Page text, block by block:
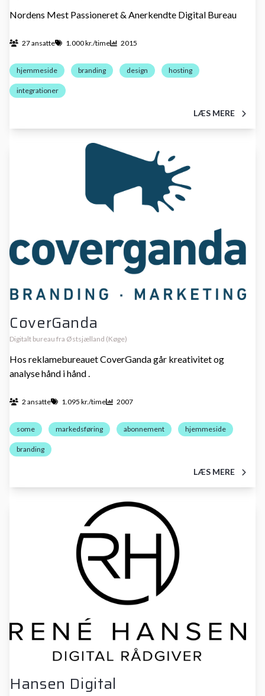
Nordens Mest Passioneret & Anerkendte Digital Bureau
27 ansatte 1.000 kr./time 2015
hjemmeside branding design hosting
integrationer
LÆS MERE
CoverGanda
Digitalt bureau fra Østsjælland (Køge)
Hos reklamebureauet CoverGanda går kreativitet og
analyse hånd i hånd .
2 ansatte 1.095 kr./time 2007
some markedsføring abonnement hjemmeside
branding
LÆS MERE
Hansen Digital